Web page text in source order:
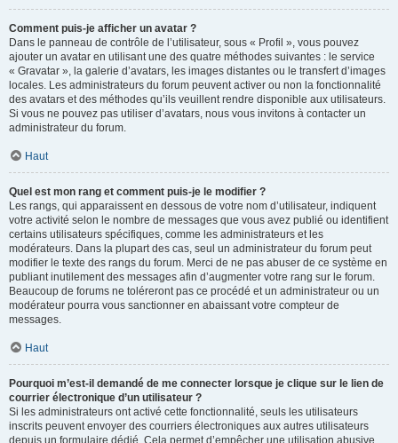
Comment puis-je afficher un avatar ?
Dans le panneau de contrôle de l’utilisateur, sous « Profil », vous pouvez
ajouter un avatar en utilisant une des quatre méthodes suivantes : le service
« Gravatar », la galerie d’avatars, les images distantes ou le transfert d’images
locales. Les administrateurs du forum peuvent activer ou non la fonctionnalité
des avatars et des méthodes qu’ils veuillent rendre disponible aux utilisateurs.
Si vous ne pouvez pas utiliser d’avatars, nous vous invitons à contacter un
administrateur du forum.
Haut
Quel est mon rang et comment puis-je le modifier ?
Les rangs, qui apparaissent en dessous de votre nom d’utilisateur, indiquent
votre activité selon le nombre de messages que vous avez publié ou identifient
certains utilisateurs spécifiques, comme les administrateurs et les
modérateurs. Dans la plupart des cas, seul un administrateur du forum peut
modifier le texte des rangs du forum. Merci de ne pas abuser de ce système en
publiant inutilement des messages afin d’augmenter votre rang sur le forum.
Beaucoup de forums ne toléreront pas ce procédé et un administrateur ou un
modérateur pourra vous sanctionner en abaissant votre compteur de
messages.
Haut
Pourquoi m’est-il demandé de me connecter lorsque je clique sur le lien de
courrier électronique d’un utilisateur ?
Si les administrateurs ont activé cette fonctionnalité, seuls les utilisateurs
inscrits peuvent envoyer des courriers électroniques aux autres utilisateurs
depuis un formulaire dédié. Cela permet d’empêcher une utilisation abusive